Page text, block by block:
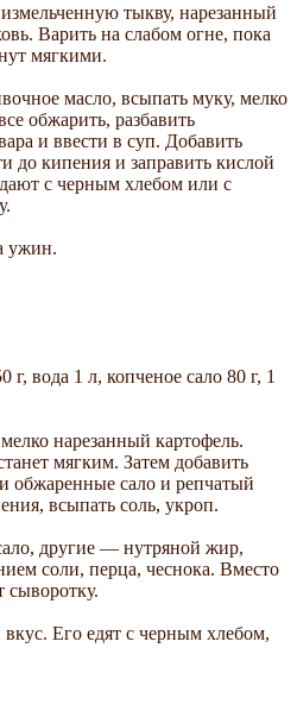
тыкву, нарезанный
Варить на слабом огне, пока
мягкими.
масло, всыпать муку, мелко
обжарить, разбавить
и ввести в суп. Добавить
до кипения и заправить кислой
с черным хлебом или с
ужин.
г, вода 1 л, копченое сало 80 г, 1
нарезанный картофель.
мягким. Затем добавить
обжаренные сало и репчатый
всыпать соль, укроп.
другие — нутряной жир,
соли, перца, чеснока. Вместо
сыворотку.
Его едят с черным хлебом,